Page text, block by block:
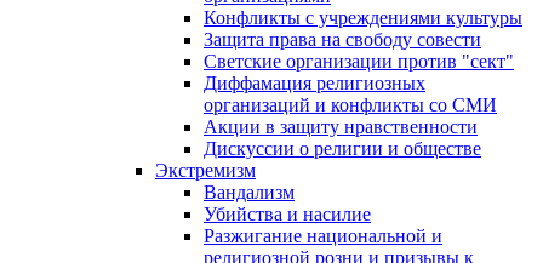
Конфликты с учреждениями культуры
Защита права на свободу совести
Светские организации против "сект"
Диффамация религиозных
организаций и конфликты со СМИ
Акции в защиту нравственности
Дискуссии о религии и обществе
Экстремизм
Вандализм
Убийства и насилие
Разжигание национальной и
религиозной розни и призывы к